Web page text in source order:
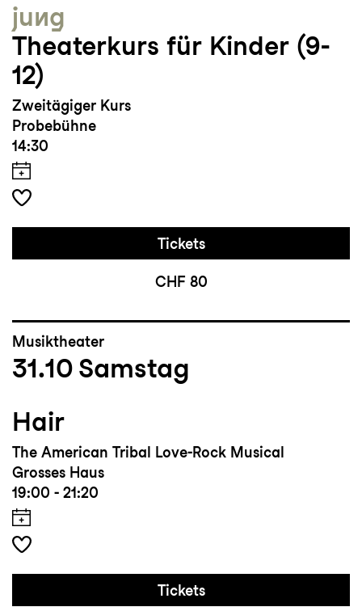
jung
Theaterkurs für Kinder (9-
12)
Zweitägiger Kurs
Probebühne
14:30
Tickets
CHF 80
Musiktheater
31.10 Samstag
Hair
The American Tribal Love-Rock Musical
Grosses Haus
19:00 - 21:20
Tickets